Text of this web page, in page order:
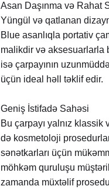
Asan Daşınma və Rahat
Yüngül və qatlanan
Blue asanlıqla portativ
malikdir və aksesuarlarla
isə çarpayının
üçün ideal həll təklif edir.
Geniş İstifadə Sahəsi
Bu çarpayı yalnız
də kosmetoloji
sənətkarları üçün
möhkəm quruluşu
zamanda müxtəlif